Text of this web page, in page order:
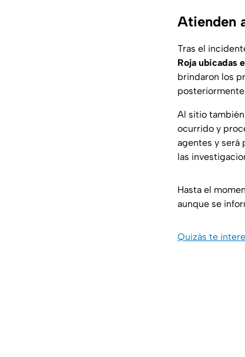
Atienden
Tras el
Roja ubicadas
brindaron los
Al sitio
ocurrido y
agentes y será
las
Hasta el
aunque se
Quizás te